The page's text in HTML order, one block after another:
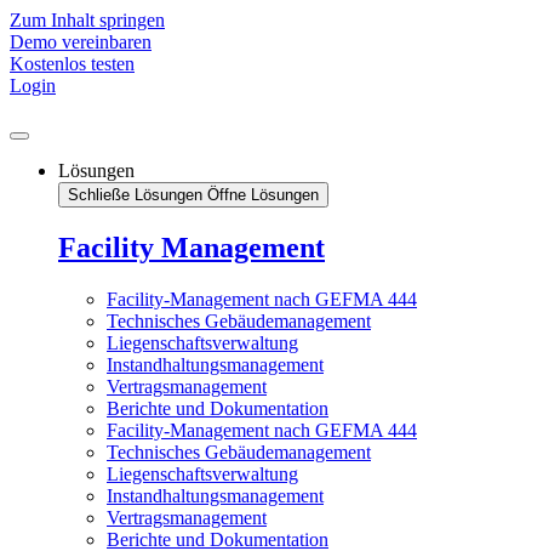
Zum Inhalt springen
Demo vereinbaren
Kostenlos testen
Login
Lösungen
Schließe Lösungen Öffne Lösungen
Facility Management
Facility-Management nach GEFMA 444
Technisches Gebäudemanagement
Liegenschaftsverwaltung
Instandhaltungsmanagement
Vertragsmanagement
Berichte und Dokumentation
Facility-Management nach GEFMA 444
Technisches Gebäudemanagement
Liegenschaftsverwaltung
Instandhaltungsmanagement
Vertragsmanagement
Berichte und Dokumentation